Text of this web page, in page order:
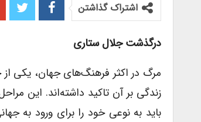
اشتراک گذاشتن
درگذشت جلال ستاری
مرگ در اکثر فرهنگ‌های جهان، یکی از
زندگی بر آن تاکید داشته‌اند. این
باید به نوعی خود را برای ورود به